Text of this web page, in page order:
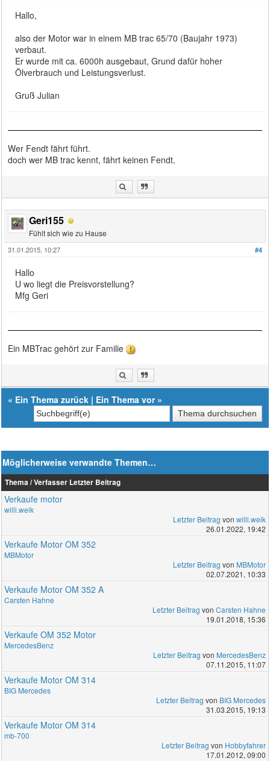
Hallo,
also der Motor war in einem MB trac 65/70 (Baujahr 1973)
verbaut.
Er wurde mit ca. 6000h ausgebaut, Grund dafür hoher
Ölverbrauch und Leistungsverlust.
Gruß Julian
Wer Fendt fährt führt.
doch wer MB trac kennt, fährt keinen Fendt.
Geri155
Fühlt sich wie zu Hause
#4
31.01.2015, 10:27
Hallo
U wo liegt die Preisvorstellung?
Mfg Geri
Ein MBTrac gehört zur Familie
« Ein Thema zurück | Ein Thema vor»
Möglicherweise verwandte Themen…
Thema / Verfasser Letzter Beitrag
Verkaufe motor
willi.weik
Letzter Beitrag von willi.weik
26.01.2022, 19:42
Verkaufe Motor OM 352
MBMotor
Letzter Beitrag von MBMotor
02.07.2021, 10:33
Verkaufe Motor OM 352 A
Carsten Hahne
Letzter Beitrag von Carsten Hahne
19.01.2018, 15:36
Verkaufe OM 352 Motor
MercedesBenz
Letzter Beitrag von MercedesBenz
07.11.2015, 11:07
Verkaufe Motor OM 314
BIG Mercedes
Letzter Beitrag von BIG Mercedes
31.03.2015, 19:13
Verkaufe Motor OM 314
mb-700
Letzter Beitrag von Hobbyfahrer
17.01.2012, 09:00